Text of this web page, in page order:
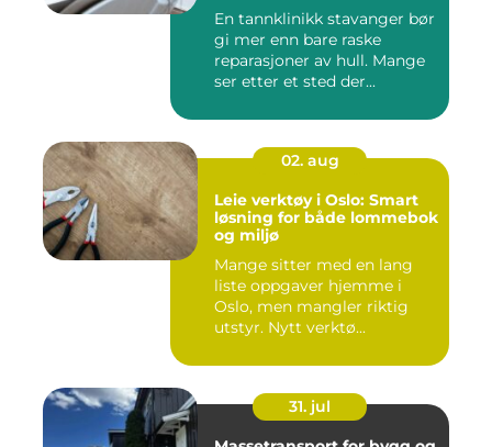
En tannklinikk stavanger bør
gi mer enn bare raske
reparasjoner av hull. Mange
ser etter et sted der...
02. aug
Leie verktøy i Oslo: Smart
løsning for både lommebok
og miljø
Mange sitter med en lang
liste oppgaver hjemme i
Oslo, men mangler riktig
utstyr. Nytt verktø...
31. jul